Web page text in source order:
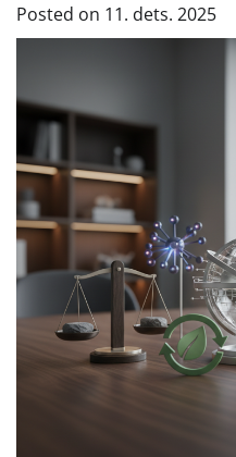
Posted on 11. dets. 2025